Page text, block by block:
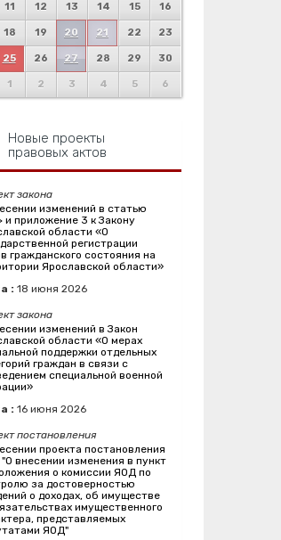
11 12 13 14 15 16
18 19 20 21 22 23
25 26 27 28 29 30
1 2 3 4 5 6
Новые проекты
правовых актов
закона
изменений в статью
и приложение 3 к Закону
области «О
регистрации
гражданского состояния на
Ярославской области»
: 18 июня 2026
закона
изменений в Закон
области «О мерах
поддержки отдельных
граждан в связи с
специальной военной
: 16 июня 2026
постановления
проекта постановления
внесении изменения в пункт
о комиссии ЯОД по
за достоверностью
о доходах, об имуществе
имущественного
представляемых
ЯОД"